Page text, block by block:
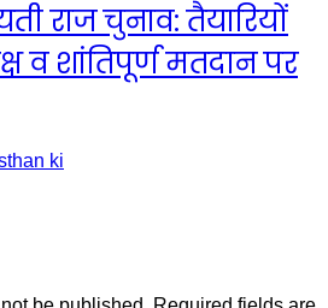
राज चुनाव: तैयारियों
व शांतिपूर्ण मतदान पर
ki